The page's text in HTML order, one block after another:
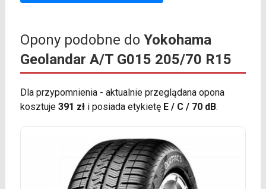
Opony podobne do Yokohama
Geolandar A/T G015 205/70 R15
Dla przypomnienia - aktualnie przeglądana opona
kosztuje 391 złi posiada etykietę E / C / 70 dB.